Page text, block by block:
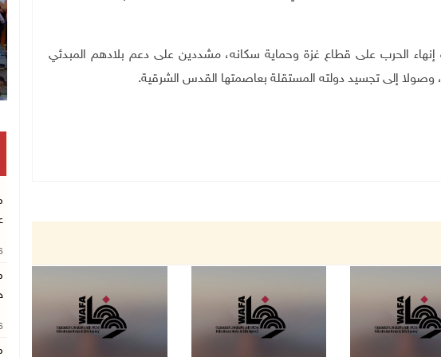
إنهاء الحرب على قطاع غزة وحماية سكانه، مشددين على دعم بلادهم المبدئي
إلى تجسيد دولته المستقلة بعاصمتها القدس الشرقية.